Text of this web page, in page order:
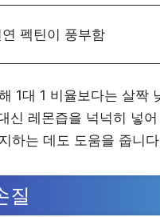
펙틴이 풍부함
1대 1 비율보다는 살짝
신 레몬즙을 넉넉히 넣
하는 데도 도움을 줍니
질